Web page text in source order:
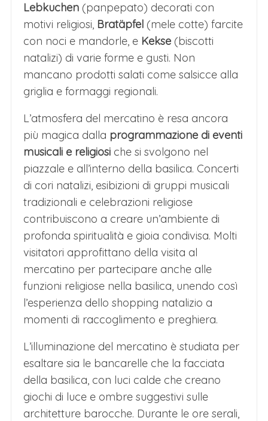
Lebkuchen (panpepato) decorati con
motivi religiosi, Bratäpfel (mele cotte) farcite
con noci e mandorle, e Kekse (biscotti
natalizi) di varie forme e gusti. Non
mancano prodotti salati come salsicce alla
griglia e formaggi regionali.
L’atmosfera del mercatino è resa ancora
più magica dalla programmazione di eventi
musicali e religiosi che si svolgono nel
piazzale e all’interno della basilica. Concerti
di cori natalizi, esibizioni di gruppi musicali
tradizionali e celebrazioni religiose
contribuiscono a creare un’ambiente di
profonda spiritualità e gioia condivisa. Molti
visitatori approfittano della visita al
mercatino per partecipare anche alle
funzioni religiose nella basilica, unendo così
l’esperienza dello shopping natalizio a
momenti di raccoglimento e preghiera.
L’illuminazione del mercatino è studiata per
esaltare sia le bancarelle che la facciata
della basilica, con luci calde che creano
giochi di luce e ombre suggestivi sulle
architetture barocche. Durante le ore serali,